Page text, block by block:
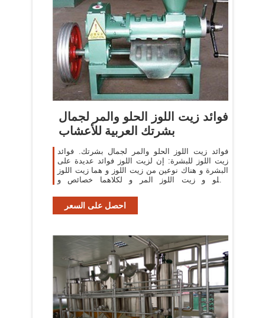
‫فوائد زيت اللوز الحلو والمر لجمال
بشرتك العربية للأعشاب
فوائد زيت اللوز الحلو والمر لجمال بشرتك. فوائد
زيت اللوز للبشرة: إن لزيت اللوز فوائد عديدة على
البشرة و هناك نوعين من زيت اللوز و هما زيت اللوز
الحلو و زيت اللوز المر و لكلاهما خصائص و
احصل على السعر